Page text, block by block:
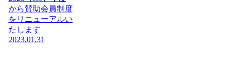
から賛助会員制度
をリニューアルい
たします
2023.01.31